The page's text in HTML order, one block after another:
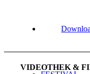
VIDEOTHEK &